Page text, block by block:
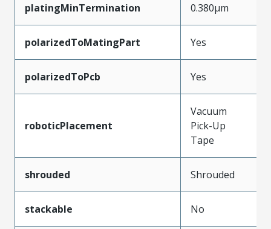
platingMinTermination 0.380µm
polarizedToMatingPart Yes
polarizedToPcb Yes
roboticPlacement
Vacuum
Pick-Up
Tape
shrouded Shrouded
stackable No